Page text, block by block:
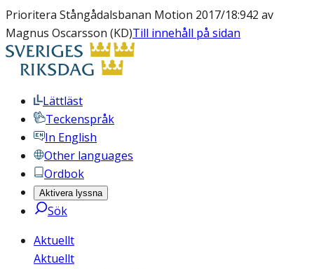
Prioritera Stångådalsbanan Motion 2017/18:942 av
Magnus Oscarsson (KD)Till innehåll på sidan
Lättläst
Teckenspråk
In English
Other languages
Ordbok
Aktivera lyssna
Sök
Aktuellt
Aktuellt